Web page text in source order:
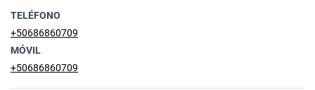
TELÉFONO
+50686860709
MÓVIL
+50686860709